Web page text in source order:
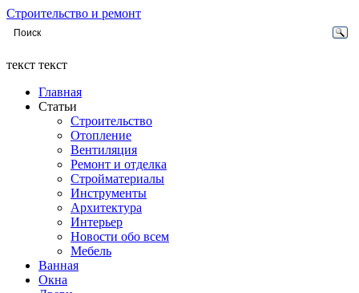
Строительство и ремонт
текст текст
Главная
Статьи
Строительство
Отопление
Вентиляция
Ремонт и отделка
Стройматериалы
Инструменты
Архитектура
Интерьер
Новости обо всем
Мебель
Ванная
Окна